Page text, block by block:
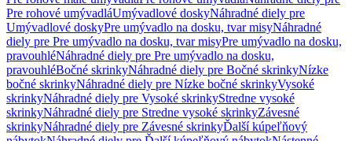
Pre rohové umývadláUmývadlové doskyNáhradné diely pre
Umývadlové doskyPre umývadlo na dosku, tvar misyNáhradné
diely pre Pre umývadlo na dosku, tvar misyPre umývadlo na dosku,
pravouhléNáhradné diely pre Pre umývadlo na dosku,
pravouhléBočné skrinkyNáhradné diely pre Bočné skrinkyNízke
bočné skrinkyNáhradné diely pre Nízke bočné skrinkyVysoké
skrinkyNáhradné diely pre Vysoké skrinkyStredne vysoké
skrinkyNáhradné diely pre Stredne vysoké skrinkyZávesné
skrinkyNáhradné diely pre Závesné skrinkyĎalší kúpeľňový